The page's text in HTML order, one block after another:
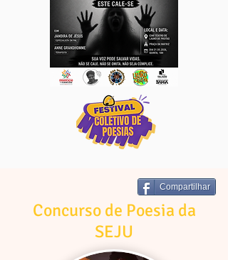
Compartilhar
Concurso de Poesia da
SEJU